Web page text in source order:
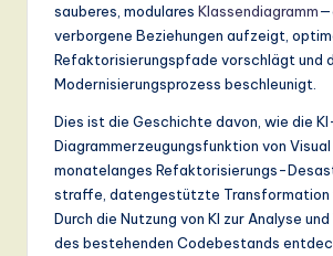
d
in
A
sauberes, modulares Klassendiagramm
verborgene Beziehungen aufzeigt,
Refaktorisierungspfade vorschlägt und
Modernisierungsprozess beschleunigt.
Dies ist die Geschichte davon, wie die
Diagrammerzeugungsfunktion von Visual
monatelanges Refaktorisierungs-
straffe, datengestützte Transformation
Durch die Nutzung von KI zur Analyse
des bestehenden Codebestands